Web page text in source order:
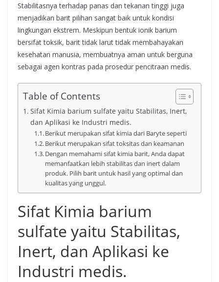
Stabilitasnya terhadap panas dan tekanan tinggi juga
menjadikan barit pilihan sangat baik untuk kondisi
lingkungan ekstrem. Meskipun bentuk ionik barium
bersifat toksik, barit tidak larut tidak membahayakan
kesehatan manusia, membuatnya aman untuk berguna
sebagai agen kontras pada prosedur pencitraan medis.
Table of Contents
Sifat Kimia barium sulfate yaitu Stabilitas, Inert,
dan Aplikasi ke Industri medis.
Berikut merupakan sifat kimia dari Baryte seperti
Berikut merupakan sifat toksitas dan keamanan
Dengan memahami sifat kimia barit, Anda dapat
memanfaatkan lebih stabilitas dan inert dalam
produk. Pilih barit untuk hasil yang optimal dan
kualitas yang unggul.
Sifat Kimia barium
sulfate yaitu Stabilitas,
Inert, dan Aplikasi ke
Industri medis.